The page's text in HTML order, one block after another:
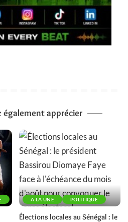
également apprécier
A LA UNE POLITIQUE
Élections locales au Sénégal : le